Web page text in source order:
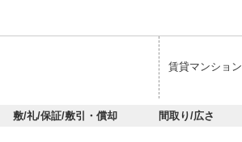
賃貸マンション
敷/礼/保証/敷引・償却 間取り/広さ